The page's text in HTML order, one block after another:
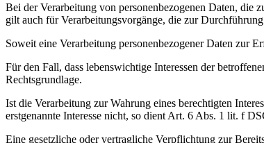
Bei der Verarbeitung von personenbezogenen Daten, die
gilt auch für Verarbeitungsvorgänge, die zur
Soweit eine Verarbeitung personenbezogener Daten zur
Für den Fall, dass lebenswichtige Interessen der
Rechtsgrundlage.
Ist die Verarbeitung zur Wahrung eines berechtigten
erstgenannte Interesse nicht, so dient Art. 6 Abs. 1 lit. f
Eine gesetzliche oder vertragliche Verpflichtung zur